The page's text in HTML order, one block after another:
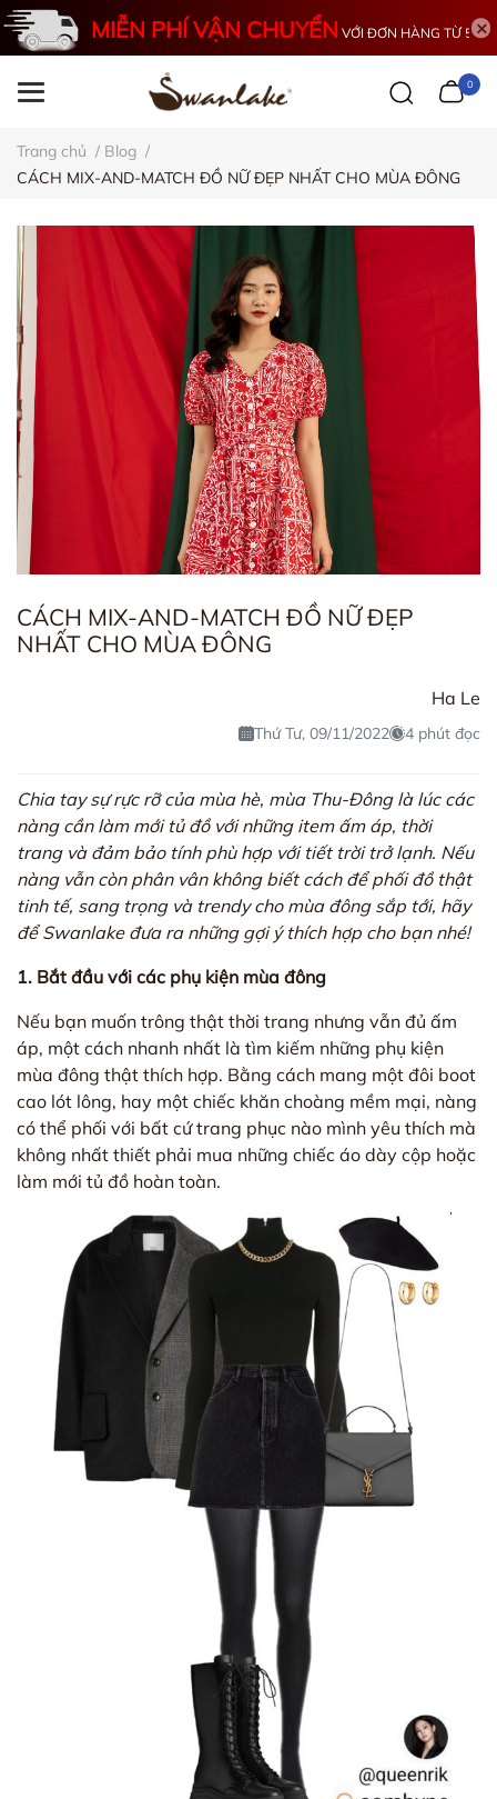
MIỄN PHÍ VẬN CHUYỂN VỚI ĐƠN HÀNG TỪ 500K
0
Trang chủ / Blog /
CÁCH MIX-AND-MATCH ĐỒ NỮ ĐẸP NHẤT CHO MÙA ĐÔNG
CÁCH MIX-AND-MATCH ĐỒ NỮ ĐẸP
NHẤT CHO MÙA ĐÔNG
Ha Le
Thứ Tư, 09/11/2022 4 phút đọc
Chia tay sự rực rỡ của mùa hè, mùa Thu-Đông là lúc các
nàng cần làm mới tủ đồ với những item ấm áp, thời
trang và đảm bảo tính phù hợp với tiết trời trở lạnh. Nếu
nàng vẫn còn phân vân không biết cách để phối đồ thật
tinh tế, sang trọng và trendy cho mùa đông sắp tới, hãy
để Swanlake đưa ra những gợi ý thích hợp cho bạn nhé!
1. Bắt đầu với các phụ kiện mùa đông
Nếu bạn muốn trông thật thời trang nhưng vẫn đủ ấm
áp, một cách nhanh nhất là tìm kiếm những phụ kiện
mùa đông thật thích hợp. Bằng cách mang một đôi boot
cao lót lông, hay một chiếc khăn choàng mềm mại, nàng
có thể phối với bất cứ trang phục nào mình yêu thích mà
không nhất thiết phải mua những chiếc áo dày cộp hoặc
làm mới tủ đồ hoàn toàn.